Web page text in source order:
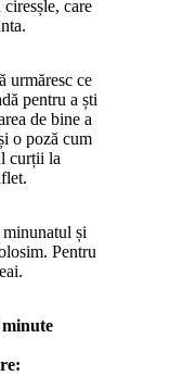
care
urmăresc ce
pentru a ști
de bine a
o poză cum
curții la
minunatul și
Pentru